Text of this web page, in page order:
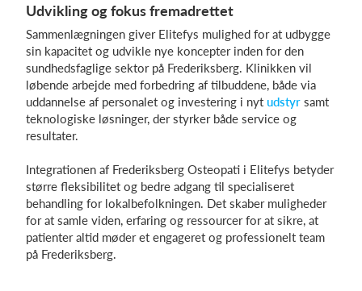
Udvikling og fokus fremadrettet
Sammenlægningen giver Elitefys mulighed for at udbygge
sin kapacitet og udvikle nye koncepter inden for den
sundhedsfaglige sektor på Frederiksberg. Klinikken vil
løbende arbejde med forbedring af tilbuddene, både via
uddannelse af personalet og investering i nyt udstyr samt
teknologiske løsninger, der styrker både service og
resultater.
Integrationen af Frederiksberg Osteopati i Elitefys betyder
større fleksibilitet og bedre adgang til specialiseret
behandling for lokalbefolkningen. Det skaber muligheder
for at samle viden, erfaring og ressourcer for at sikre, at
patienter altid møder et engageret og professionelt team
på Frederiksberg.